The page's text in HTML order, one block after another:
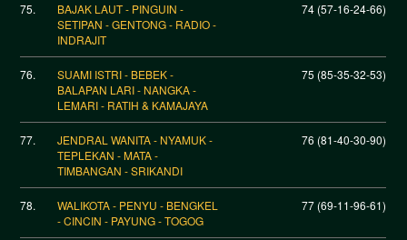
75.
BAJAK LAUT - PINGUIN -
SETIPAN - GENTONG - RADIO -
INDRAJIT
74 (57-16-24-66)
76.
SUAMI ISTRI - BEBEK -
BALAPAN LARI - NANGKA -
LEMARI - RATIH & KAMAJAYA
75 (85-35-32-53)
77.
JENDRAL WANITA - NYAMUK -
TEPLEKAN - MATA -
TIMBANGAN - SRIKANDI
76 (81-40-30-90)
78.
WALIKOTA - PENYU - BENGKEL
- CINCIN - PAYUNG - TOGOG
77 (69-11-96-61)